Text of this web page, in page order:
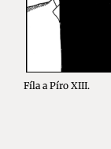
Fíla a Píro XIII.